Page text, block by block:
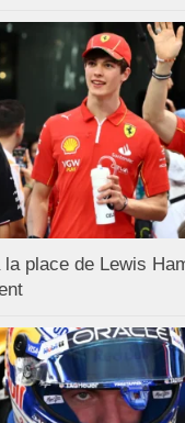
place de Lewis